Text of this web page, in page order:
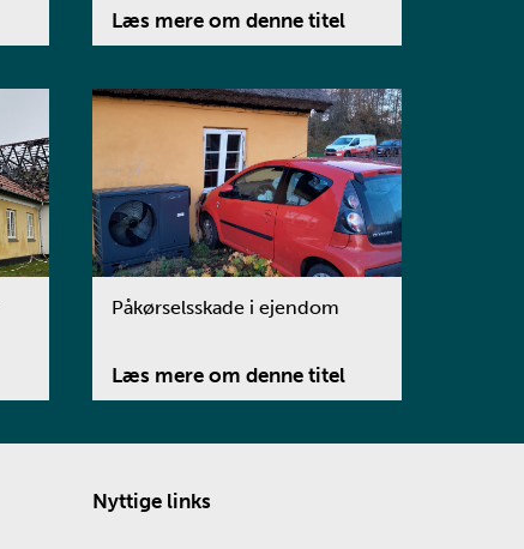
Læs mere om denne titel
Påkørselsskade i ejendom
Læs mere om denne titel
Nyttige links